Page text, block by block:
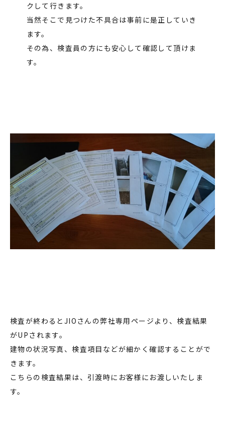
クして行きます。
当然そこで見つけた不具合は事前に是正していき
ます。
その為、検査員の方にも安心して確認して頂けま
す。
検査が終わるとJIOさんの弊社専用ページより、検査結果
がUPされます。
建物の状況写真、検査項目などが細かく確認することがで
きます。
こちらの検査結果は、引渡時にお客様にお渡しいたしま
す。